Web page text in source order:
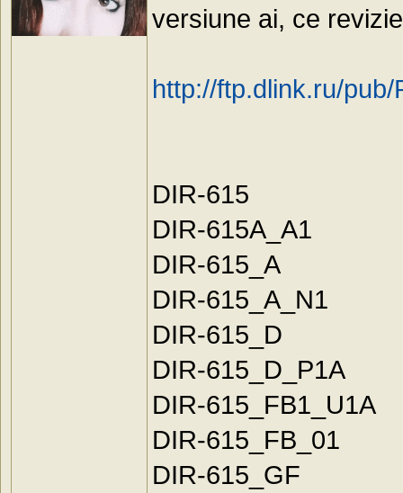
versiune ai, ce revizie
http://ftp.dlink.ru/pub/
DIR-615
DIR-615A_A1
DIR-615_A
DIR-615_A_N1
DIR-615_D
DIR-615_D_P1A
DIR-615_FB1_U1A
DIR-615_FB_01
DIR-615_GF